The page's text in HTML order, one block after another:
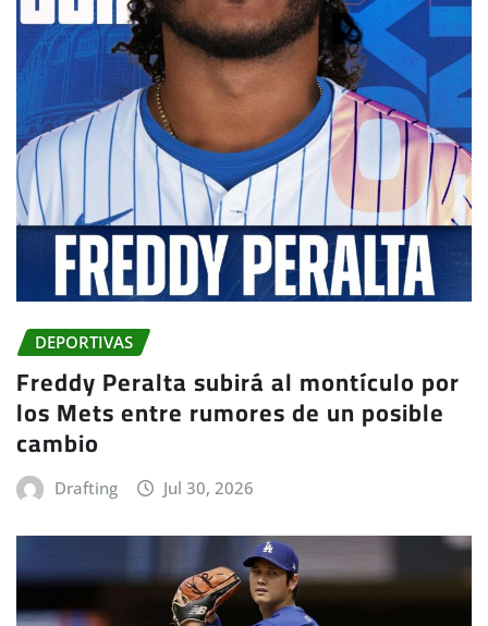
DEPORTIVAS
Freddy Peralta subirá al montículo por
los Mets entre rumores de un posible
cambio
Drafting Jul 30, 2026